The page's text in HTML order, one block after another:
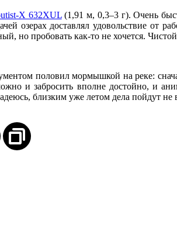
X 632XUL(1,91 м, 0,3–3 г). Очень
озерах доставлял удовольствие
но пробовать как-то не хочется.
половил мормышкой на реке:
и забросить вполне достойно, и
близким уже летом дела пойдут не